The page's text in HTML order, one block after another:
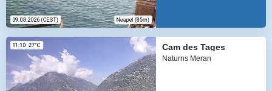
Cam des Tages
Naturns Meran